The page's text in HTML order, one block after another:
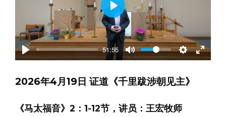
Play
51:55
Mute Settings
Enter
Play
2026年4月19日 证道《千里跋涉朝见主》
《马太福音》2：1-12节，讲员：王宏牧师